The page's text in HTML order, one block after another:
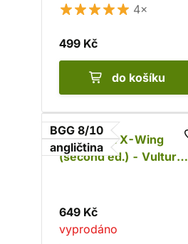
4×
499 Kč
do košíku
BGG 8/10
angličtina
Star Wars: X-Wing
(second ed.) - Vulture-
649 Kč
vyprodáno